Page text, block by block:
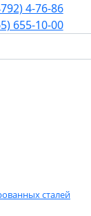
4-76-86
655-10-00
сталей